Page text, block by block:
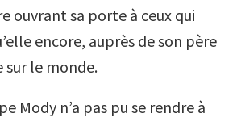
ouvrant sa porte à ceux qui
encore, auprès de son père
sur le monde.
Mody n’a pas pu se rendre à